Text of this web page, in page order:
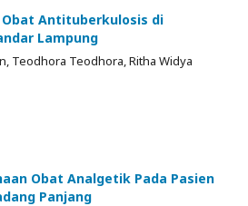
Obat Antituberkulosis di
Lampung
Teodhora Teodhora, Ritha Widya
Obat Analgetik Pada Pasien
Panjang